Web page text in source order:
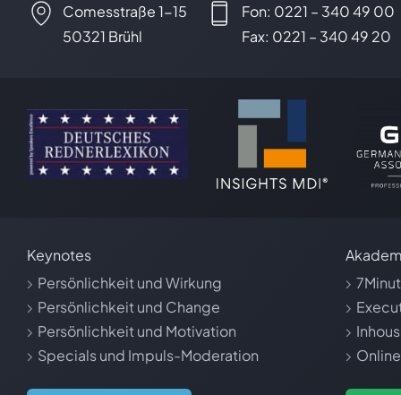
Comesstraße 1-15
50321 Brühl
Fon: 0221 – 340 49 00
Fax: 0221 – 340 49 20
Keynotes
Persönlichkeit und Wirkung
Persönlichkeit und Change
Persönlichkeit und Motivation
Specials und Impuls-Moderation